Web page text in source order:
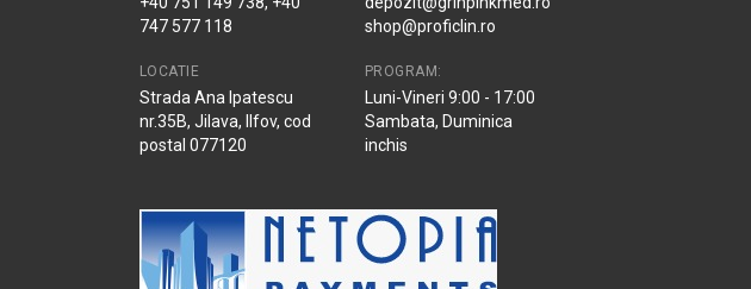
747 577 118
shop@proficlin.ro
LOCATIE
Strada Ana Ipatescu
nr.35B, Jilava, Ilfov, cod
postal 077120
PROGRAM:
Luni-Vineri 9:00 - 17:00
Sambata, Duminica
inchis